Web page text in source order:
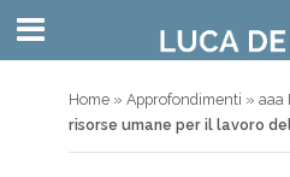
Home» Approfondimenti » aaa
risorse umane per il lavoro